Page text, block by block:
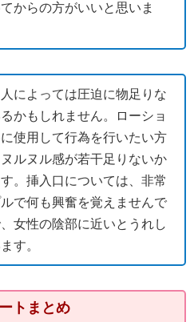
からの方がいいと思いま
によっては圧迫に物足りな
かもしれません。ローショ
使用して行為を行いたい方
ルヌル感が若干足りないか
。挿入口については、非常
で何も興奮を覚えませんで
女性の陰部に近いとうれし
す。
トまとめ